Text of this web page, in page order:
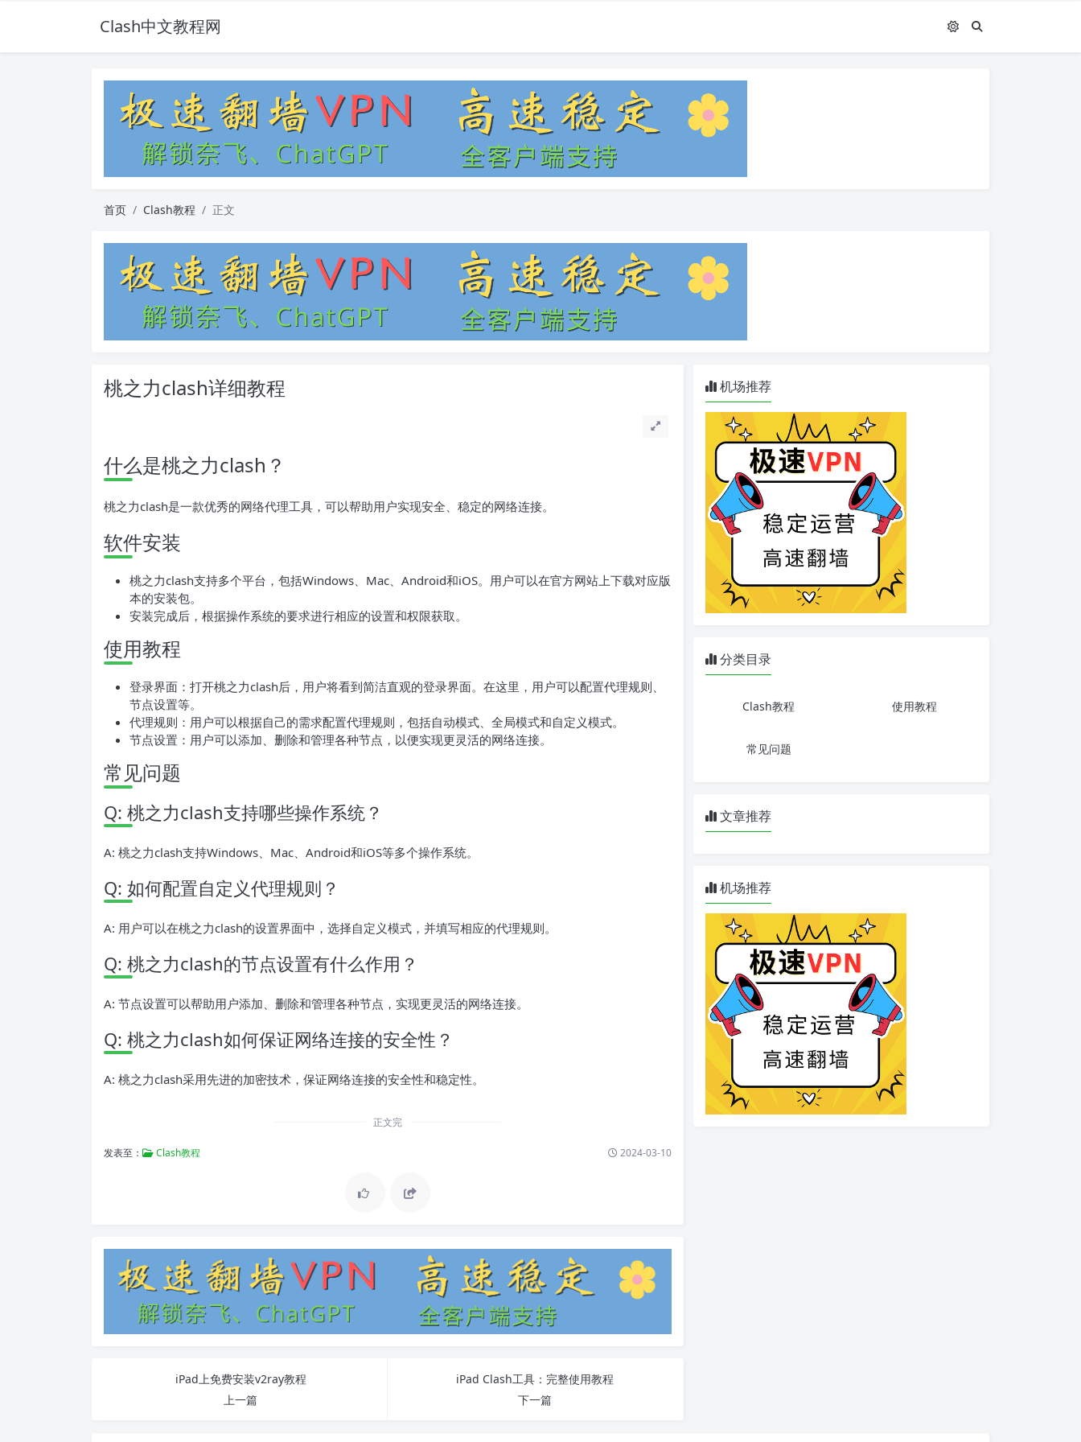
Clash中文教程网
首页 Clash教程 正文
桃之力clash详细教程
什么是桃之力clash？
桃之力clash是一款优秀的网络代理工具，可以帮助用户实现安全、稳定的网络连接。
软件安装
桃之力clash支持多个平台，包括Windows、Mac、Android和iOS。用户可以在官方网站上下载对应版
本的安装包。
安装完成后，根据操作系统的要求进行相应的设置和权限获取。
使用教程
登录界面：打开桃之力clash后，用户将看到简洁直观的登录界面。在这里，用户可以配置代理规则、
节点设置等。
代理规则：用户可以根据自己的需求配置代理规则，包括自动模式、全局模式和自定义模式。
节点设置：用户可以添加、删除和管理各种节点，以便实现更灵活的网络连接。
常见问题
Q: 桃之力clash支持哪些操作系统？
A: 桃之力clash支持Windows、Mac、Android和iOS等多个操作系统。
Q: 如何配置自定义代理规则？
A: 用户可以在桃之力clash的设置界面中，选择自定义模式，并填写相应的代理规则。
Q: 桃之力clash的节点设置有什么作用？
A: 节点设置可以帮助用户添加、删除和管理各种节点，实现更灵活的网络连接。
Q: 桃之力clash如何保证网络连接的安全性？
A: 桃之力clash采用先进的加密技术，保证网络连接的安全性和稳定性。
正文完
发表至： Clash教程 2024-03-10
iPad上免费安装v2ray教程
上一篇
iPad Clash工具：完整使用教程
下一篇
机场推荐
分类目录
Clash教程 使用教程
常见问题
文章推荐
机场推荐